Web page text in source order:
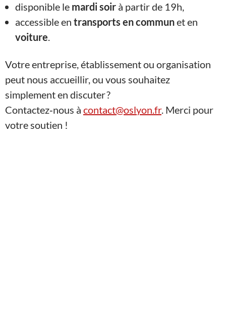
disponible le mardi soir à partir de 19h,
accessible en transports en communet en
voiture.
Votre entreprise, établissement ou organisation
peut nous accueillir, ou vous souhaitez
simplement en discuter ?
Contactez‑nous à contact@oslyon.fr. Merci pour
votre soutien !